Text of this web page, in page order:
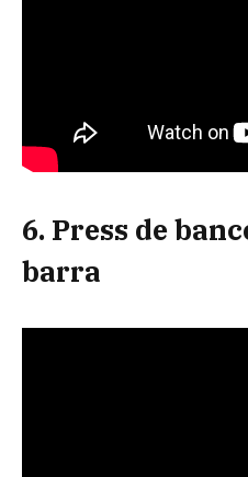
6. Press de
barra